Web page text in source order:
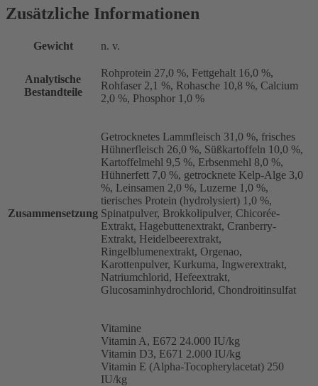
Zusätzliche Informationen
Gewicht n. v.
Analytische
Bestandteile
Rohprotein 27,0 %, Fettgehalt 16,0 %,
Rohfaser 2,1 %, Rohasche 10,8 %, Calcium
2,0 %, Phosphor 1,0 %
Zusammensetzung
Getrocknetes Lammfleisch 31,0 %, frisches
Hühnerfleisch 26,0 %, Süßkartoffeln 10,0 %,
Kartoffelmehl 9,5 %, Erbsenmehl 8,0 %,
Hühnerfett 7,0 %, getrocknete Kelp-Alge 3,0
%, Leinsamen 2,0 %, Luzerne 1,0 %,
tierisches Protein (hydrolysiert) 1,0 %,
Spinatpulver, Brokkolipulver, Chicorée-
Extrakt, Hagebuttenextrakt, Cranberry-
Extrakt, Heidelbeerextrakt,
Ringelblumenextrakt, Orgenao,
Karottenpulver, Kurkuma, Ingwerextrakt,
Natriumchlorid, Hefeextrakt,
Glucosaminhydrochlorid, Chondroitinsulfat
Vitamine
Vitamin A, E672 24.000 IU/kg
Vitamin D3, E671 2.000 IU/kg
Vitamin E (Alpha-Tocopherylacetat) 250
IU/kg